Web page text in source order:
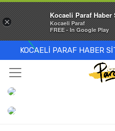
KOCAELİ PARAF HABER
×
Kocaeli Paraf Haber
Kocaeli Paraf
FREE - In Google Play